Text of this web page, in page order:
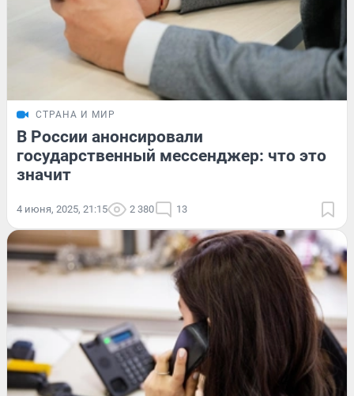
СТРАНА И МИР
В России анонсировали
государственный мессенджер: что это
значит
4 июня, 2025, 21:15 2 380 13